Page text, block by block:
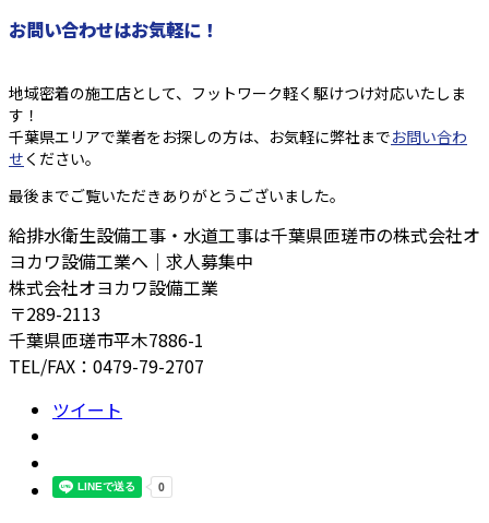
お問い合わせはお気軽に！
地域密着の施工店として、フットワーク軽く駆けつけ対応いたしま
す！
千葉県エリアで業者をお探しの方は、お気軽に弊社までお問い合わ
せ ください。
最後までご覧いただきありがとうございました。
給排水衛生設備工事・水道工事は千葉県匝瑳市の株式会社オ
ヨカワ設備工業へ｜求人募集中
株式会社オヨカワ設備工業
〒289-2113
千葉県匝瑳市平木7886-1
TEL/FAX：0479-79-2707
ツイート